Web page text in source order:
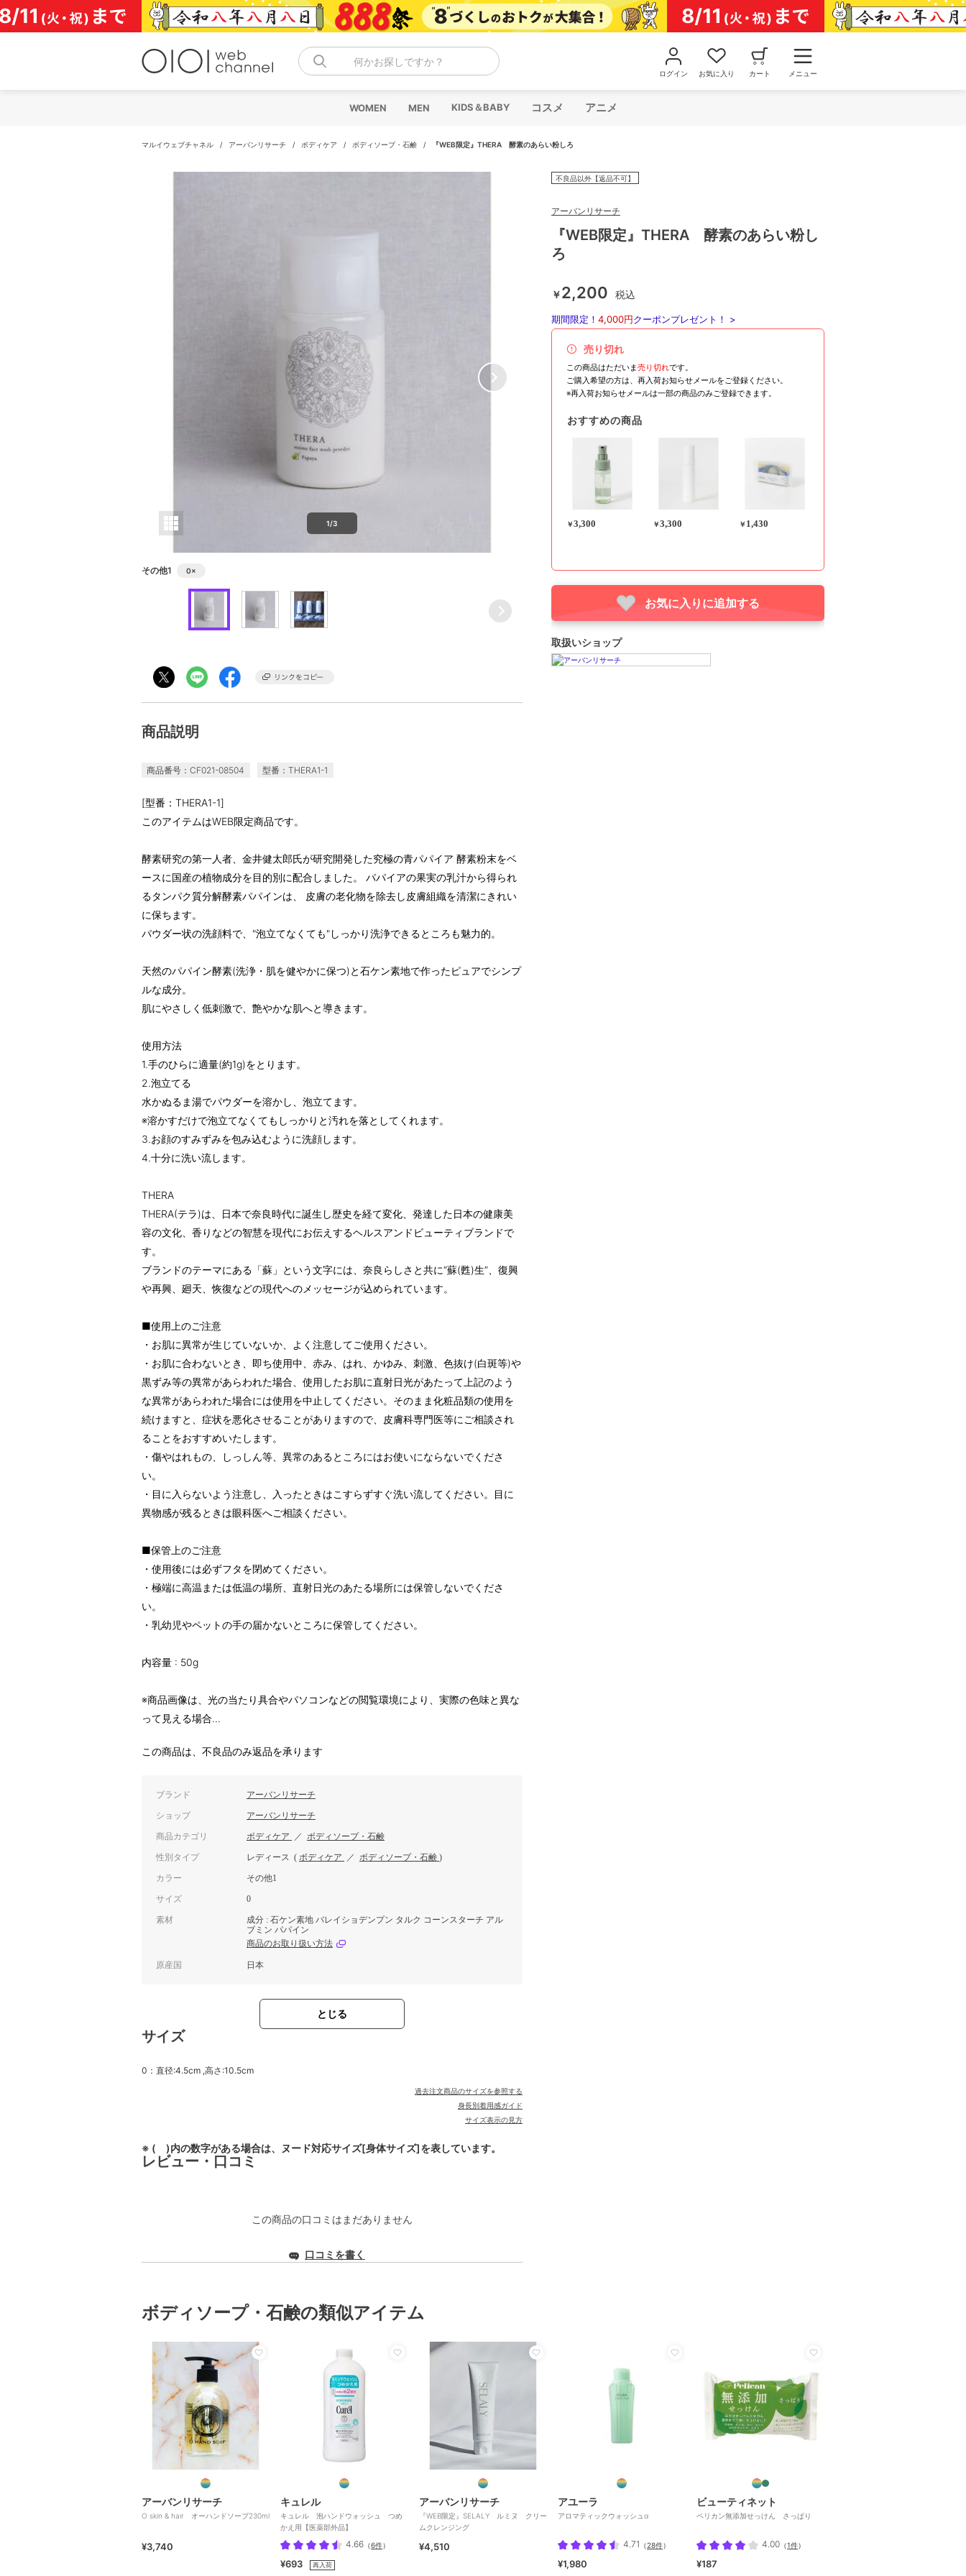
コ
ン
テ
何かお探しですか？
ログイン お気に入り カート メニュー
WOMEN MEN KIDS＆BABY コスメ アニメ
マルイウェブチャネル / アーバンリサーチ / ボディケア / ボディソープ・石鹸 / 『WEB限定』THERA 酵素のあらい粉しろ
1/3
その他1 0×
商品説明
商品番号：CF021-08504 型番：THERA1-1
[型番：THERA1-1]
このアイテムはWEB限定商品です。
酵素研究の第一人者、金井健太郎氏が研究開発した究極の青パパイア 酵素粉末をベ
ースに国産の植物成分を目的別に配合しました。 パパイアの果実の乳汁から得られ
るタンパク質分解酵素パパインは、 皮膚の老化物を除去し皮膚組織を清潔にきれい
に保ちます。
パウダー状の洗顔料で、"泡立てなくても"しっかり洗浄できるところも魅力的。
天然のパパイン酵素(洗浄・肌を健やかに保つ)と石ケン素地で作ったピュアでシンプ
ルな成分。
肌にやさしく低刺激で、艶やかな肌へと導きます。
使用方法
1.手のひらに適量(約1g)をとります。
2.泡立てる
水かぬるま湯でパウダーを溶かし、泡立てます。
※溶かすだけで泡立てなくてもしっかりと汚れを落としてくれます。
3.お顔のすみずみを包み込むように洗顔します。
4.十分に洗い流します。
THERA
THERA(テラ)は、日本で奈良時代に誕生し歴史を経て変化、発達した日本の健康美
容の文化、香りなどの智慧を現代にお伝えするヘルスアンドビューティブランドで
す。
ブランドのテーマにある「蘇」という文字には、奈良らしさと共に“蘇(甦)生”、復興
や再興、廻天、恢復などの現代へのメッセージが込められています。
■使用上のご注意
・お肌に異常が生じていないか、よく注意してご使用ください。
・お肌に合わないとき、即ち使用中、赤み、はれ、かゆみ、刺激、色抜け(白斑等)や
黒ずみ等の異常があらわれた場合、使用したお肌に直射日光があたって上記のよう
な異常があらわれた場合には使用を中止してください。そのまま化粧品類の使用を
続けますと、症状を悪化させることがありますので、皮膚科専門医等にご相談され
ることをおすすめいたします。
・傷やはれもの、しっしん等、異常のあるところにはお使いにならないでくださ
い。
・目に入らないよう注意し、入ったときはこすらずすぐ洗い流してください。目に
異物感が残るときは眼科医へご相談ください。
■保管上のご注意
・使用後には必ずフタを閉めてください。
・極端に高温または低温の場所、直射日光のあたる場所には保管しないでくださ
い。
・乳幼児やペットの手の届かないところに保管してください。
内容量 : 50g
※商品画像は、光の当たり具合やパソコンなどの閲覧環境により、実際の色味と異な
って見える場合...
この商品は、不良品のみ返品を承ります
ブランド アーバンリサーチ
ショップ アーバンリサーチ
商品カテゴリ ボディケア ／ ボディソープ・石鹸
性別タイプ レディース ( ボディケア ／ ボディソープ・石鹸 )
カラー その他1
サイズ 0
素材
成分 : 石ケン素地 バレイショデンプン タルク コーンスターチ アル
ブミン パパイン
商品のお取り扱い方法
原産国 日本
とじる
サイズ
0：直径:4.5cm ,高さ:10.5cm
過去注文商品のサイズを参照する
身長別着用感ガイド
サイズ表示の見方
※ ( )内の数字がある場合は、ヌード対応サイズ[身体サイズ]を表しています。
レビュー・口コミ
この商品の口コミはまだありません
口コミを書く
不良品以外【返品不可】
アーバンリサーチ
『WEB限定』THERA 酵素のあらい粉し
ろ
￥2,200 税込
期間限定！ 4,000円クーポンプレゼント！ >
売り切れ
この商品はただいま売り切れです。
ご購入希望の方は、再入荷お知らせメールをご登録ください。
※再入荷お知らせメールは一部の商品のみご登録できます。
おすすめの商品
￥3,300 ￥3,300 ￥ 1,430
お気に入りに追加する
取扱いショップ
ボディソープ・石鹸の類似アイテム
アーバンリサーチ
O skin & hair オーハンドソープ230ml
¥3,740
キュレル
キュレル 泡ハンドウォッシュ つめ
かえ用【医薬部外品】
4.66 （6件）
¥693 再入荷
アーバンリサーチ
『WEB限定』SELALY ルミヌ クリー
ムクレンジング
¥4,510
アユーラ
アロマティックウォッシュα
4.71 （28件）
¥1,980
ビューティネット
ペリカン無添加せっけん さっぱり
4.00 （1件）
¥187